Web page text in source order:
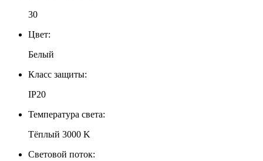
30
Цвет:
Белый
Класс защиты:
IP20
Температура света:
Тёплый 3000 K
Световой поток: